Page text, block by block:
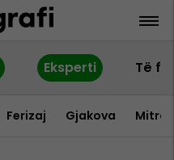
Eksperti Të
Ferizaj Gjakova